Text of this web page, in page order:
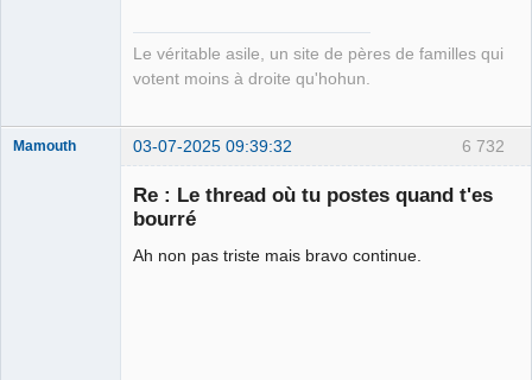
Le véritable asile, un site de pères de familles qui
votent moins à droite qu'hohun.
6 732
Mamouth 03-07-2025 09:39:32
Re : Le thread où tu postes quand t'es
bourré
Ah non pas triste mais bravo continue.